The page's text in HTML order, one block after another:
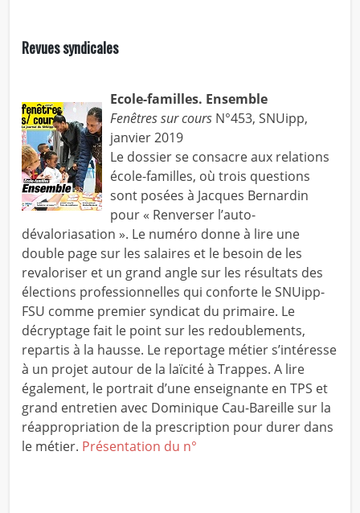
Revues syndicales
Ecole-familles. Ensemble
Fenêtres sur coursN°453, SNUipp,
janvier 2019
Le dossier se consacre aux relations
école-familles, où trois questions
sont posées à Jacques Bernardin
pour « Renverser l’auto-
dévaloriasation ». Le numéro donne à lire une
double page sur les salaires et le besoin de les
revaloriser et un grand angle sur les résultats des
élections professionnelles qui conforte le SNUipp-
FSU comme premier syndicat du primaire. Le
décryptage fait le point sur les redoublements,
repartis à la hausse. Le reportage métier s’intéresse
à un projet autour de la laïcité à Trappes. A lire
également, le portrait d’une enseignante en TPS et
grand entretien avec Dominique Cau-Bareille sur la
réappropriation de la prescription pour durer dans
le métier. Présentation du n°